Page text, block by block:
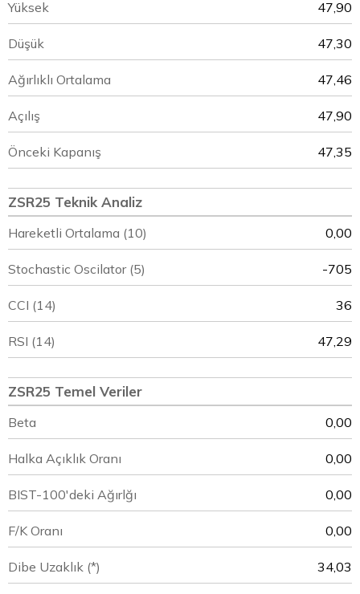
Yüksek 47,90
Düşük 47,30
Ağırlıklı Ortalama 47,46
Açılış 47,90
Önceki Kapanış 47,35
ZSR25 Teknik Analiz
Hareketli Ortalama (10) 0,00
Stochastic Oscilator (5) -705
CCI (14) 36
RSI (14) 47,29
ZSR25 Temel Veriler
Beta 0,00
Halka Açıklık Oranı 0,00
BIST-100'deki Ağırlğı 0,00
F/K Oranı 0,00
Dibe Uzaklık (*) 34,03